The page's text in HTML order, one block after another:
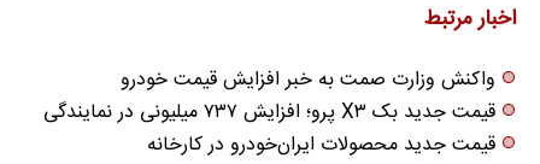
اخبار مرتبط
واکنش وزارت صمت به خبر افزایش قیمت خودرو
قیمت جدید بک X۳ پرو؛ افزایش ۷۳۷ میلیونی در نمایندگی‌
قیمت جدید محصولات ایران‌خودرو در کارخانه